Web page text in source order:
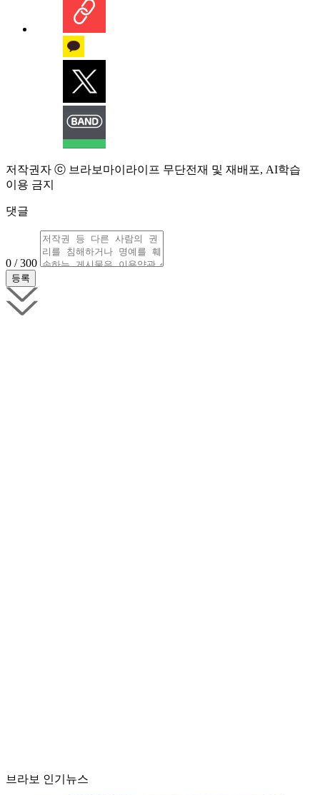
저작권자 ⓒ 브라보마이라이프 무단전재 및 재배포, AI학습
이용 금지
댓글
0 / 300
브라보 인기뉴스